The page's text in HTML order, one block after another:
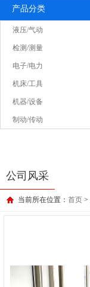
产品分类
液压/气动
检测/测量
电子/电力
机床/工具
机器/设备
制动/传动
公司风采
当前所在位置： 首页 >